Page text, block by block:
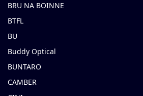
BRU NA BOINNE
BTFL
BU
Buddy Optical
BUNTARO
CAMBER